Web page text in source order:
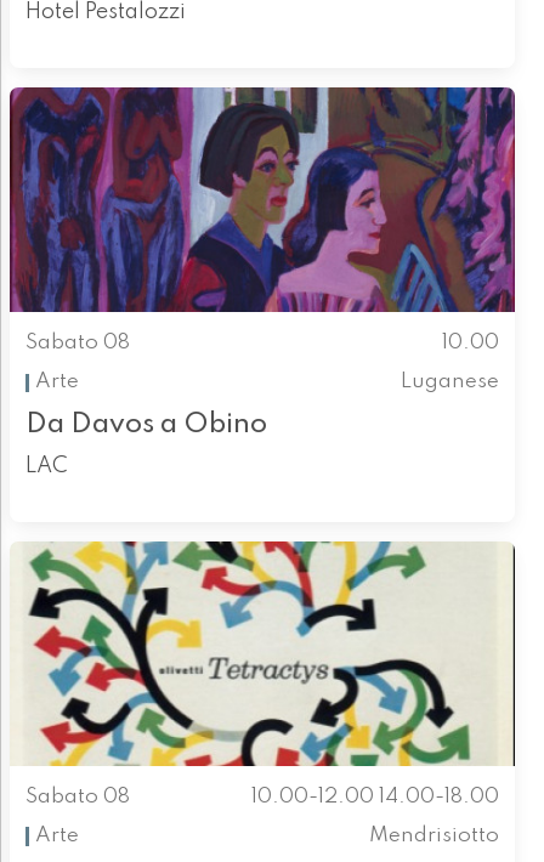
Hotel Pestalozzi
Sabato 08
10.00
Arte
Luganese
Da Davos a Obino
LAC
Sabato 08
10.00-12.00 14.00-18.00
Arte
Mendrisiotto